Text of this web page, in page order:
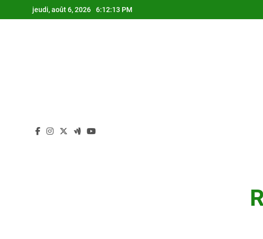
to
jeudi, août 6, 2026 6:12:13 PM